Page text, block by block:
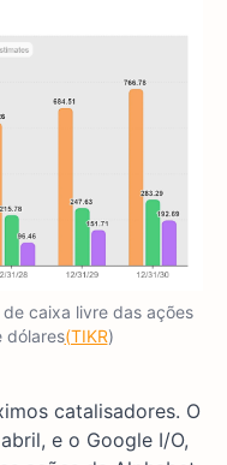
caixa livre das ações
dólares(TIKR)
catalisadores. O
e o Google I/O,